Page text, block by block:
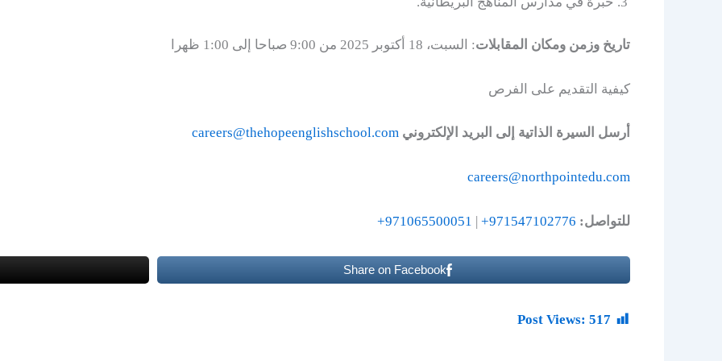
تاریخ وزمن ومكان المقابلات: السبت، 18 أكتوبر 2025 من 9:00 صباحا إلى 1:00 ظهرا
كيفية التقديم على الفرص
أرسل السيرة الذاتية إلى البريد الإلكتروني careers@thehopeenglishschool.com
careers@northpointedu.com
للتواصل: 971547102776+
971065500051+
Share on Facebook
Post Views: 517